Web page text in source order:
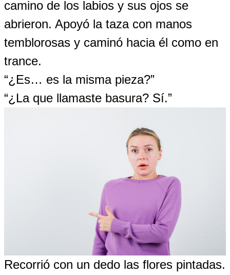
camino de los labios y sus ojos se
abrieron. Apoyó la taza con manos
temblorosas y caminó hacia él como en
trance.
“¿Es… es la misma pieza?”
“¿La que llamaste basura? Sí.”
Recorrió con un dedo las flores pintadas.